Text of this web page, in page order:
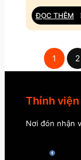
ĐỌC THÊM
1 2
Thỉnh
Nơi đón nhận